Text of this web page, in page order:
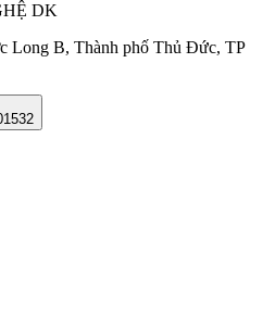
DK
Long B, Thành phố Thủ Đức, TP